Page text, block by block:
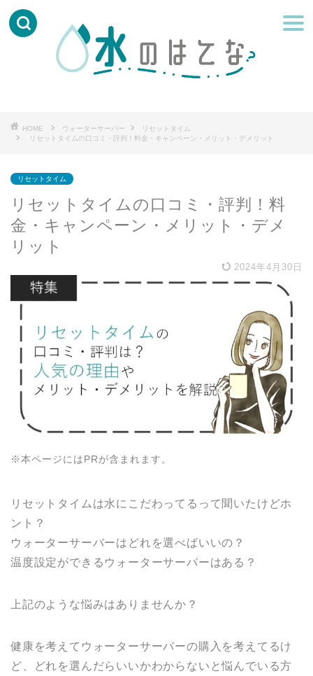
HOME ウォーターサーバー
リセットタイム
リセットタイムの口コミ・評判！料金・キャンペーン・メリット・デメリット
リセットタイム
リセットタイムの口コミ・評判！料
金・キャンペーン・メリット・デメ
リット
2024年4月30日
※本ページにはPRが含まれます。
リセットタイムは水にこだわってるって聞いたけどホ
ント？
ウォーターサーバーはどれを選べばいいの？
温度設定ができるウォーターサーバーはある？
上記のような悩みはありませんか？
健康を考えてウォーターサーバーの購入を考えてるけ
ど、どれを選んだらいいかわからないと悩んでいる方